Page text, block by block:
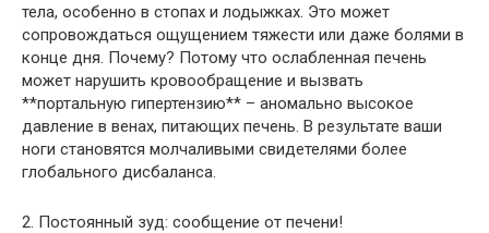
тела, особенно в стопах и лодыжках. Это может
сопровождаться ощущением тяжести или даже болями в
конце дня. Почему? Потому что ослабленная печень
может нарушить кровообращение и вызвать
**портальную гипертензию** – аномально высокое
давление в венах, питающих печень. В результате ваши
ноги становятся молчаливыми свидетелями более
глобального дисбаланса.
2. Постоянный зуд: сообщение от печени!